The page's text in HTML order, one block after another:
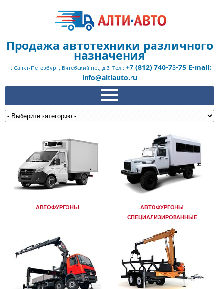
Продажа автотехники различного
назначения
г. Санкт-Петербург, Витебский пр., д.3. Тел.: +7 (812) 740-73-75 E-mail:
info@altiauto.ru
АВТОФУРГОНЫ
АВТОФУРГОНЫ
СПЕЦИАЛИЗИРОВАННЫЕ